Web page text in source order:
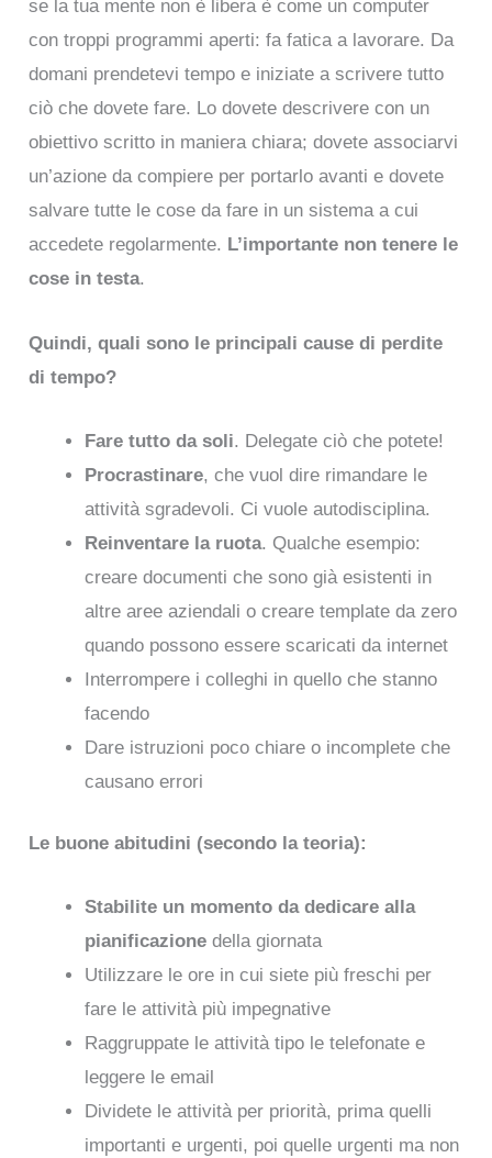
se la tua mente non è libera è come un computer
con troppi programmi aperti: fa fatica a lavorare. Da
domani prendetevi tempo e iniziate a scrivere tutto
ciò che dovete fare. Lo dovete descrivere con un
obiettivo scritto in maniera chiara; dovete associarvi
un’azione da compiere per portarlo avanti e dovete
salvare tutte le cose da fare in un sistema a cui
accedete regolarmente. L’importante non tenere le
cose in testa.
Quindi, quali sono le principali cause di perdite
di tempo?
Fare tutto da soli. Delegate ciò che potete!
Procrastinare, che vuol dire rimandare le
attività sgradevoli. Ci vuole autodisciplina.
Reinventare la ruota. Qualche esempio:
creare documenti che sono già esistenti in
altre aree aziendali o creare template da zero
quando possono essere scaricati da internet
Interrompere i colleghi in quello che stanno
facendo
Dare istruzioni poco chiare o incomplete che
causano errori
Le buone abitudini (secondo la teoria):
Stabilite un momento da dedicare alla
pianificazione della giornata
Utilizzare le ore in cui siete più freschi per
fare le attività più impegnative
Raggruppate le attività tipo le telefonate e
leggere le email
Dividete le attività per priorità, prima quelli
importanti e urgenti, poi quelle urgenti ma non